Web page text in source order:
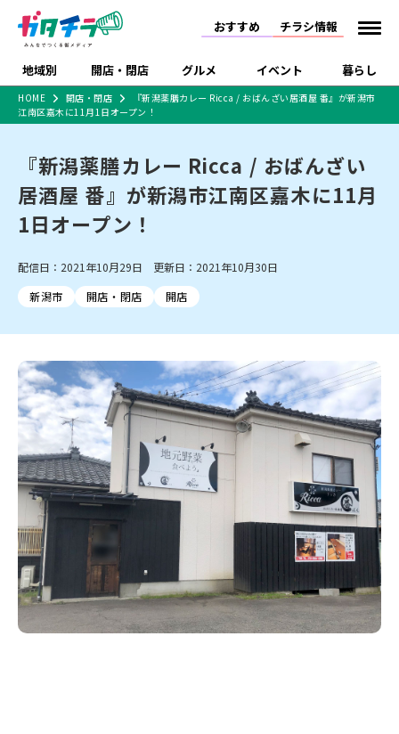
おすすめ チラシ情報
地域別 開店・閉店 グルメ イベント 暮らし
新潟市 下越
佐渡
新潟市中央区 新潟市東区 新潟市西区
新潟市北区
新潟市南区
新潟市江南区 新潟市秋葉区
新潟市西蒲区
村上・関川
新発田・聖籠
胎内・粟島
三条・加茂・田上
五泉・阿賀野・阿賀
燕・弥彦
長岡・見附
小千谷・十日町・津南
魚沼・南魚沼・湯沢
柏崎・刈羽・出雲崎
上越・妙高・糸魚川
開店 閉店
リニューアル・移転
新潟市・開店
新潟市・閉店
長岡市・開店
長岡市・閉店
上越市・開店
ラーメン・開店
ラーメン・閉店
ラーメン 現地レポート
スイーツ
ご当地グルメ 食べ歩き テイクアウト
季節・期間限定
カフェ
居酒屋・バー 焼肉
パスタ
パン・ベーカリー
タレカツ・豚カツ
デカ盛り・大盛り
旨辛・激辛
定食・町定食 海鮮・鮨
そば・うどん
日本酒・新潟清酒
ワイン・クラフトビール
ケーキ・パフェ
ビアガーデン・暑気払い
忘新年会・歓送迎会
体験・販売 祭り・伝統行事
趣味・展示会
スポーツ
セミナー・講演会 子ども向け 花火大会
入場無料
住宅展示場
完成見学会 学生スポーツ アルビレックス
施設・ショップ
住宅メーカー・工務
店
食品メーカー・県産
習い事・塾 アパレル・雑貨
観光スポット
温泉・入浴 ホテル 旅館
水族館
リラクゼーション・整体
スキー場
リユース・買取
病院・クリニック
イオンモール
ラブラ万代・ラブラ2
ビルボードプレイスBP
新潟伊勢丹
ピア万代
リバーサイド千秋
パティオPATIO
特売セール インタビュー
特集・まとめ記事
セツコママ ランキング 新潟人
キャンペーン
開店まとめ
閉店まとめ 人気記事まとめ
食品スーパー・コンビ
ショッピングモール・
大型施設
ドラッグストア・ホーム
センター
ファッション 生活サービス
新車・中古車・カー用品
旅行・レジャー
家電・携帯電話
冠婚葬祭
習い事・塾 通販・EC イベント
求人
官公庁・自治体
新潟市 チラシ
長岡・見附 チラシ
上越・妙高・糸魚川 チラシ
注目 チラシ
週末セール
火曜セール
オープン・リニューアルセール
周年祭・感謝祭セール
年末・初売りセール
HOME 開店・閉店
『新潟薬膳カレー Ricca / おばんざい居酒屋 番』が新潟市
江南区嘉木に11月1日オープン！
『新潟薬膳カレー Ricca / おばんざい
居酒屋 番』が新潟市江南区嘉木に11月
1日オープン！
配信日：2021年10月29日 更新日：2021年10月30日
新潟市
開店・閉店 開店